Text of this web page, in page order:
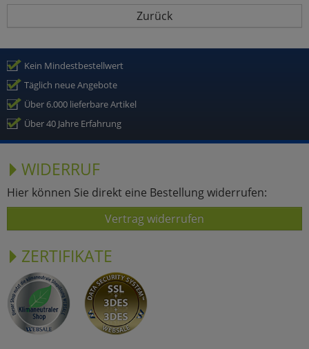
Zurück
Kein Mindestbestellwert
Täglich neue Angebote
Über 6.000 lieferbare Artikel
Über 40 Jahre Erfahrung
WIDERRUF
Hier können Sie direkt eine Bestellung widerrufen:
Vertrag widerrufen
ZERTIFIKATE